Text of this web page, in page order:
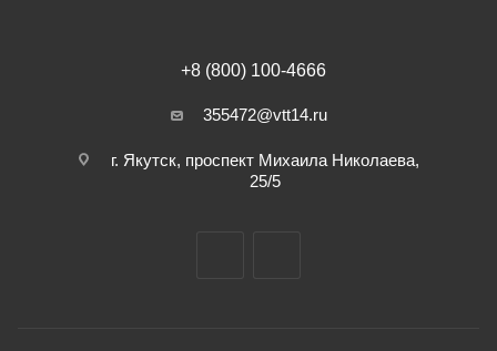
+8 (800) 100-4666
355472@vtt14.ru
г. Якутск, проспект Михаила Николаева,
25/5